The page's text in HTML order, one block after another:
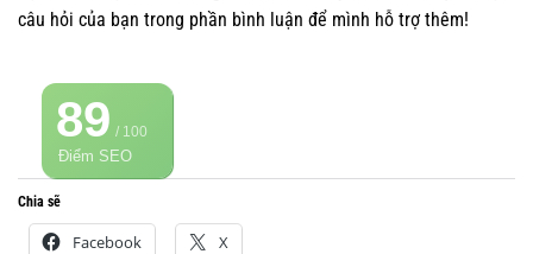
câu hỏi của bạn trong phần bình luận để mình hỗ trợ thêm!
89/ 100
Điểm SEO
Chia sẽ
Facebook X